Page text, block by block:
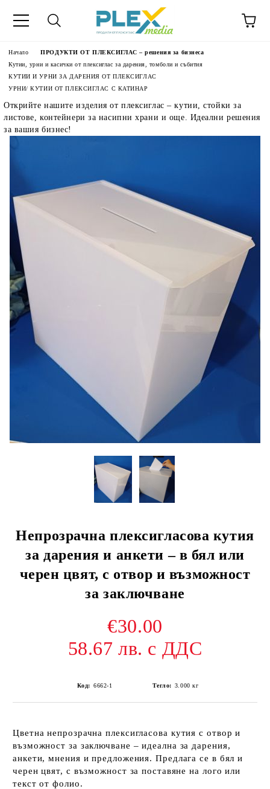
Начало
ПРОДУКТИ ОТ ПЛЕКСИГЛАС – решения за бизнеса
Кутии, урни и касички от плексиглас за дарения, томболи и събития
КУТИИ И УРНИ ЗА ДАРЕНИЯ ОТ ПЛЕКСИГЛАС
УРНИ/ КУТИИ ОТ ПЛЕКСИГЛАС С КАТИНАР
Открийте нашите изделия от плексиглас – кутии, стойки за
листове, контейнери за насипни храни и още. Идеални решения
за вашия бизнес!
Непрозрачна плексигласова кутия
за дарения и анкети – в бял или
черен цвят, с отвор и възможност
за заключване
€30.00
58.67 лв. с ДДС
Код: 6662-1 Тегло: 3.000 кг
Цветнанепрозрачна плексигласова кутия с отвор и
възможност за заключване – идеална за дарения,
анкети,мнения ипредложения. Предлага се в бял и
черен цвят, с възможност за поставяне на лого или
текст от фолио.